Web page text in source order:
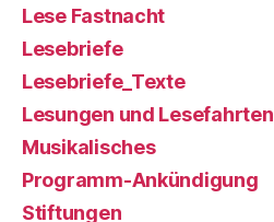
Lese Fastnacht
Lesebriefe
Lesebriefe_Texte
Lesungen und Lesefahrten
Musikalisches
Programm-Ankündigung
Stiftungen